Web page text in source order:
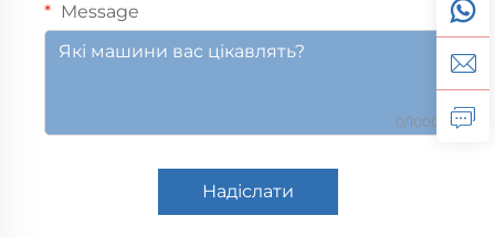
Message
0/1000
Надіслати